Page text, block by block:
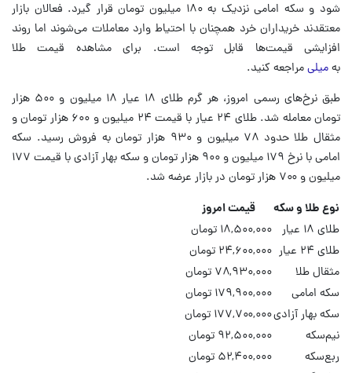
شود و سکه امامی نزدیک به ۱۸۰ میلیون تومان قرار گیرد. فعالان بازار
معتقدند خریداران خرد همچنان با احتیاط وارد معاملات می‌شوند اما روند
افزایشی قیمت‌ها قابل توجه است. برای مشاهده قیمت طلا
بهمیلیمراجعه کنید.
طبق نرخ‌های رسمی امروز، هر گرم طلای ۱۸ عیار ۱۸ میلیون و ۵۰۰ هزار
تومان معامله شد. طلای ۲۴ عیار با قیمت ۲۴ میلیون و ۶۰۰ هزار تومان و
مثقال طلا حدود ۷۸ میلیون و ۹۳۰ هزار تومان به فروش رسید. سکه
امامی با نرخ ۱۷۹ میلیون و ۹۰۰ هزار تومان و سکه بهار آزادی با قیمت ۱۷۷
میلیون و ۷۰۰ هزار تومان در بازار عرضه شد.
نوع طلا و سکه
قیمت امروز
طلای ۱۸ عیار
۱۸,۵۰۰,۰۰۰ تومان
طلای ۲۴ عیار
۲۴,۶۰۰,۰۰۰ تومان
مثقال طلا
۷۸,۹۳۰,۰۰۰ تومان
سکه امامی
۱۷۹,۹۰۰,۰۰۰ تومان
سکه بهار آزادی۱۷۷,۷۰۰,۰۰۰ تومان
نیم‌سکه
۹۲,۵۰۰,۰۰۰ تومان
ربع‌سکه
۵۲,۴۰۰,۰۰۰ تومان